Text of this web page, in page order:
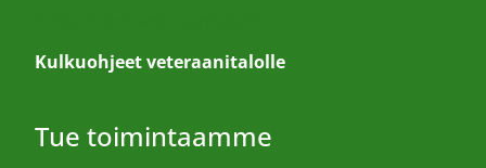
Kulkuohjeet veteraanitalolle
Tue toimintaamme